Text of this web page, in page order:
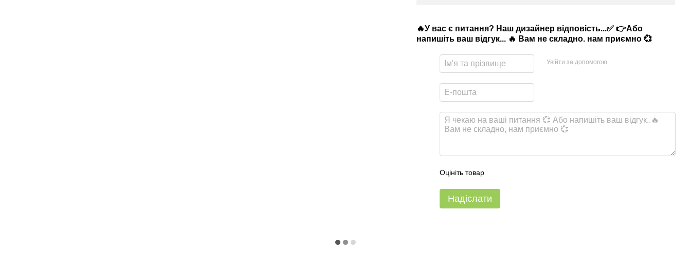
🔥У вас є питання? Наш дизайнер відповість...✅ 👉Або
напишіть ваш відгук... 🔥 Вам не складно. нам приємно 💞
Увійти за допомогою
Оцініть товар
Надіслати